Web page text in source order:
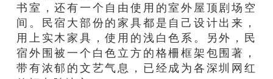
书室 ，还有一个 自由使用的室外屋顶剧场空
间。
民宿 大部份的家具都是自己设计出来 ，
用上实木家具 ，使用的浅白色系。 另外， 民
宿外围被一个 白色立方的格柵框架包围著 ，
带有浓郁的文艺气息 ，已经成为各深圳网红